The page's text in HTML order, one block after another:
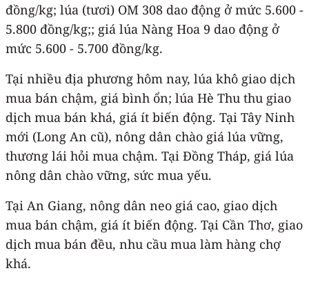
đồng/kg; lúa (tươi) OM 308 dao động ở mức 5.600 -
5.800 đồng/kg;; giá lúa Nàng Hoa 9 dao động ở
mức 5.600 - 5.700 đồng/kg.
Tại nhiều địa phương hôm nay, lúa khô giao dịch
mua bán chậm, giá bình ổn; lúa Hè Thu thu giao
dịch mua bán khá, giá ít biến động. Tại Tây Ninh
mới (Long An cũ), nông dân chào giá lúa vững,
thương lái hỏi mua chậm. Tại Đồng Tháp, giá lúa
nông dân chào vững, sức mua yếu.
Tại An Giang, nông dân neo giá cao, giao dịch
mua bán chậm, giá ít biến động. Tại Cần Thơ, giao
dịch mua bán đều, nhu cầu mua làm hàng chợ
khá.